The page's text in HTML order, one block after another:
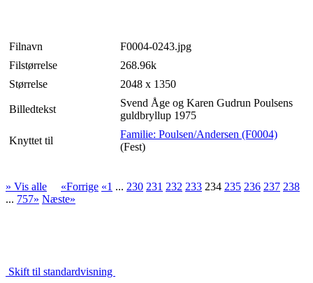
Filnavn
F0004-0243.jpg
Filstørrelse
268.96k
Størrelse
2048 x 1350
Billedtekst
Svend Åge og Karen Gudrun Poulsens
guldbryllup 1975
Knyttet til
Familie: Poulsen/Andersen (F0004)
(Fest)
» Vis alle «Forrige «1 ... 230 231 232 233 234 235 236 237 238
... 757» Næste»
Skift til standardvisning